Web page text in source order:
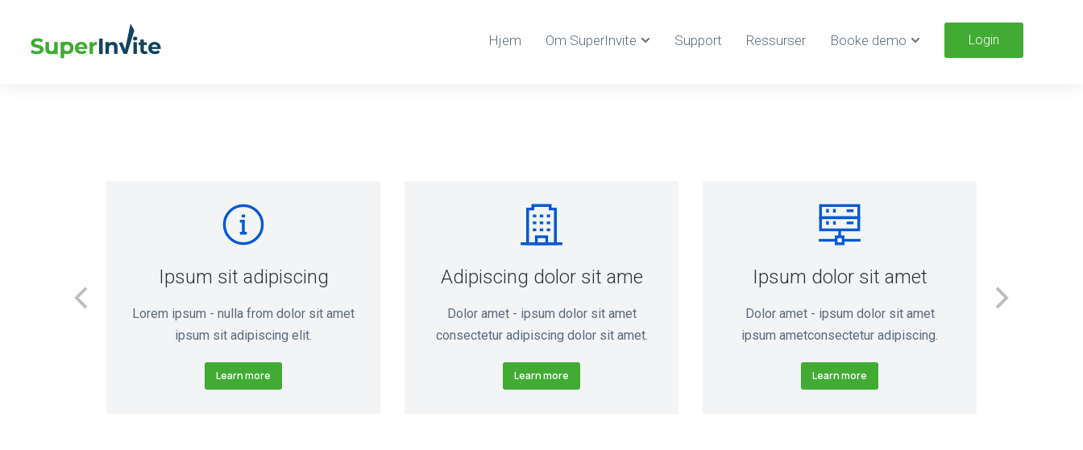
Hjem Om SuperInvite Support Ressurser Booke demo Login
Ipsum sit adipiscing
Lorem ipsum - nulla from dolor sit amet
ipsum sit adipiscing elit.
Learn more
Adipiscing dolor sit ame
Dolor amet - ipsum dolor sit amet
consectetur adipiscing dolor sit amet.
Learn more
Ipsum dolor sit amet
Dolor amet - ipsum dolor sit amet
ipsum ametconsectetur adipiscing.
Learn more